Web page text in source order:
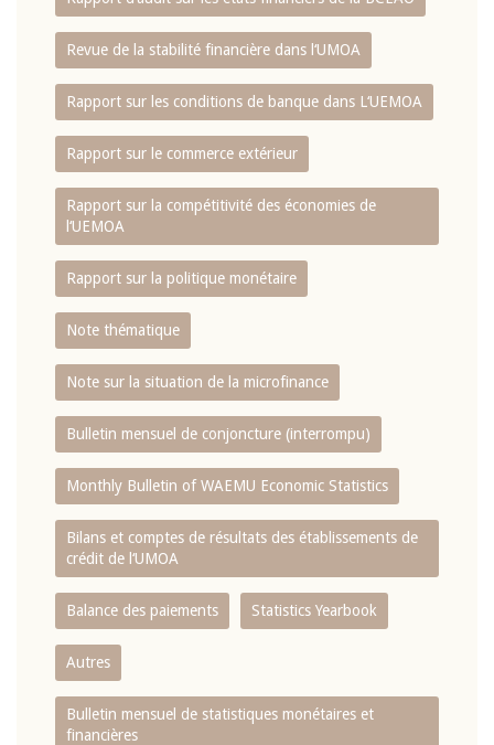
Revue de la stabilité financière dans l‘UMOA
Rapport sur les conditions de banque dans L‘UEMOA
Rapport sur le commerce extérieur
Rapport sur la compétitivité des économies de
l‘UEMOA
Rapport sur la politique monétaire
Note thématique
Note sur la situation de la microfinance
Bulletin mensuel de conjoncture (interrompu)
Monthly Bulletin of WAEMU Economic Statistics
Bilans et comptes de résultats des établissements de
crédit de l‘UMOA
Balance des paiements Statistics Yearbook
Autres
Bulletin mensuel de statistiques monétaires et
financières